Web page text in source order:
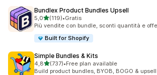
Bundlex Product Bundles Upsell
5,0stelle su 5
(119)
119 recensioni totali
•Gratis
Più vendite con bundle, sconti quantità e
Built for Shopify
Simple Bundles & Kits
4,8stelle su 5
(737)
737 recensioni totali
•Free plan available
Build product bundles, BYOB, BOGO &